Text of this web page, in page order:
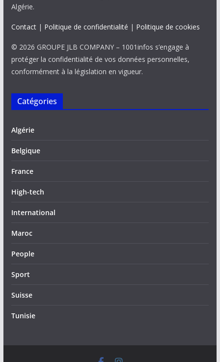
Algérie.
Contact| Politique de confidentialité | Politique de cookies
© 2026 GROUPE JLB COMPANY – 1001infos s’engage à
protéger la confidentialité de vos données personnelles,
conformément à la législation en vigueur.
Catégories
Algérie
Belgique
France
High-tech
International
Maroc
People
Sport
Suisse
Tunisie